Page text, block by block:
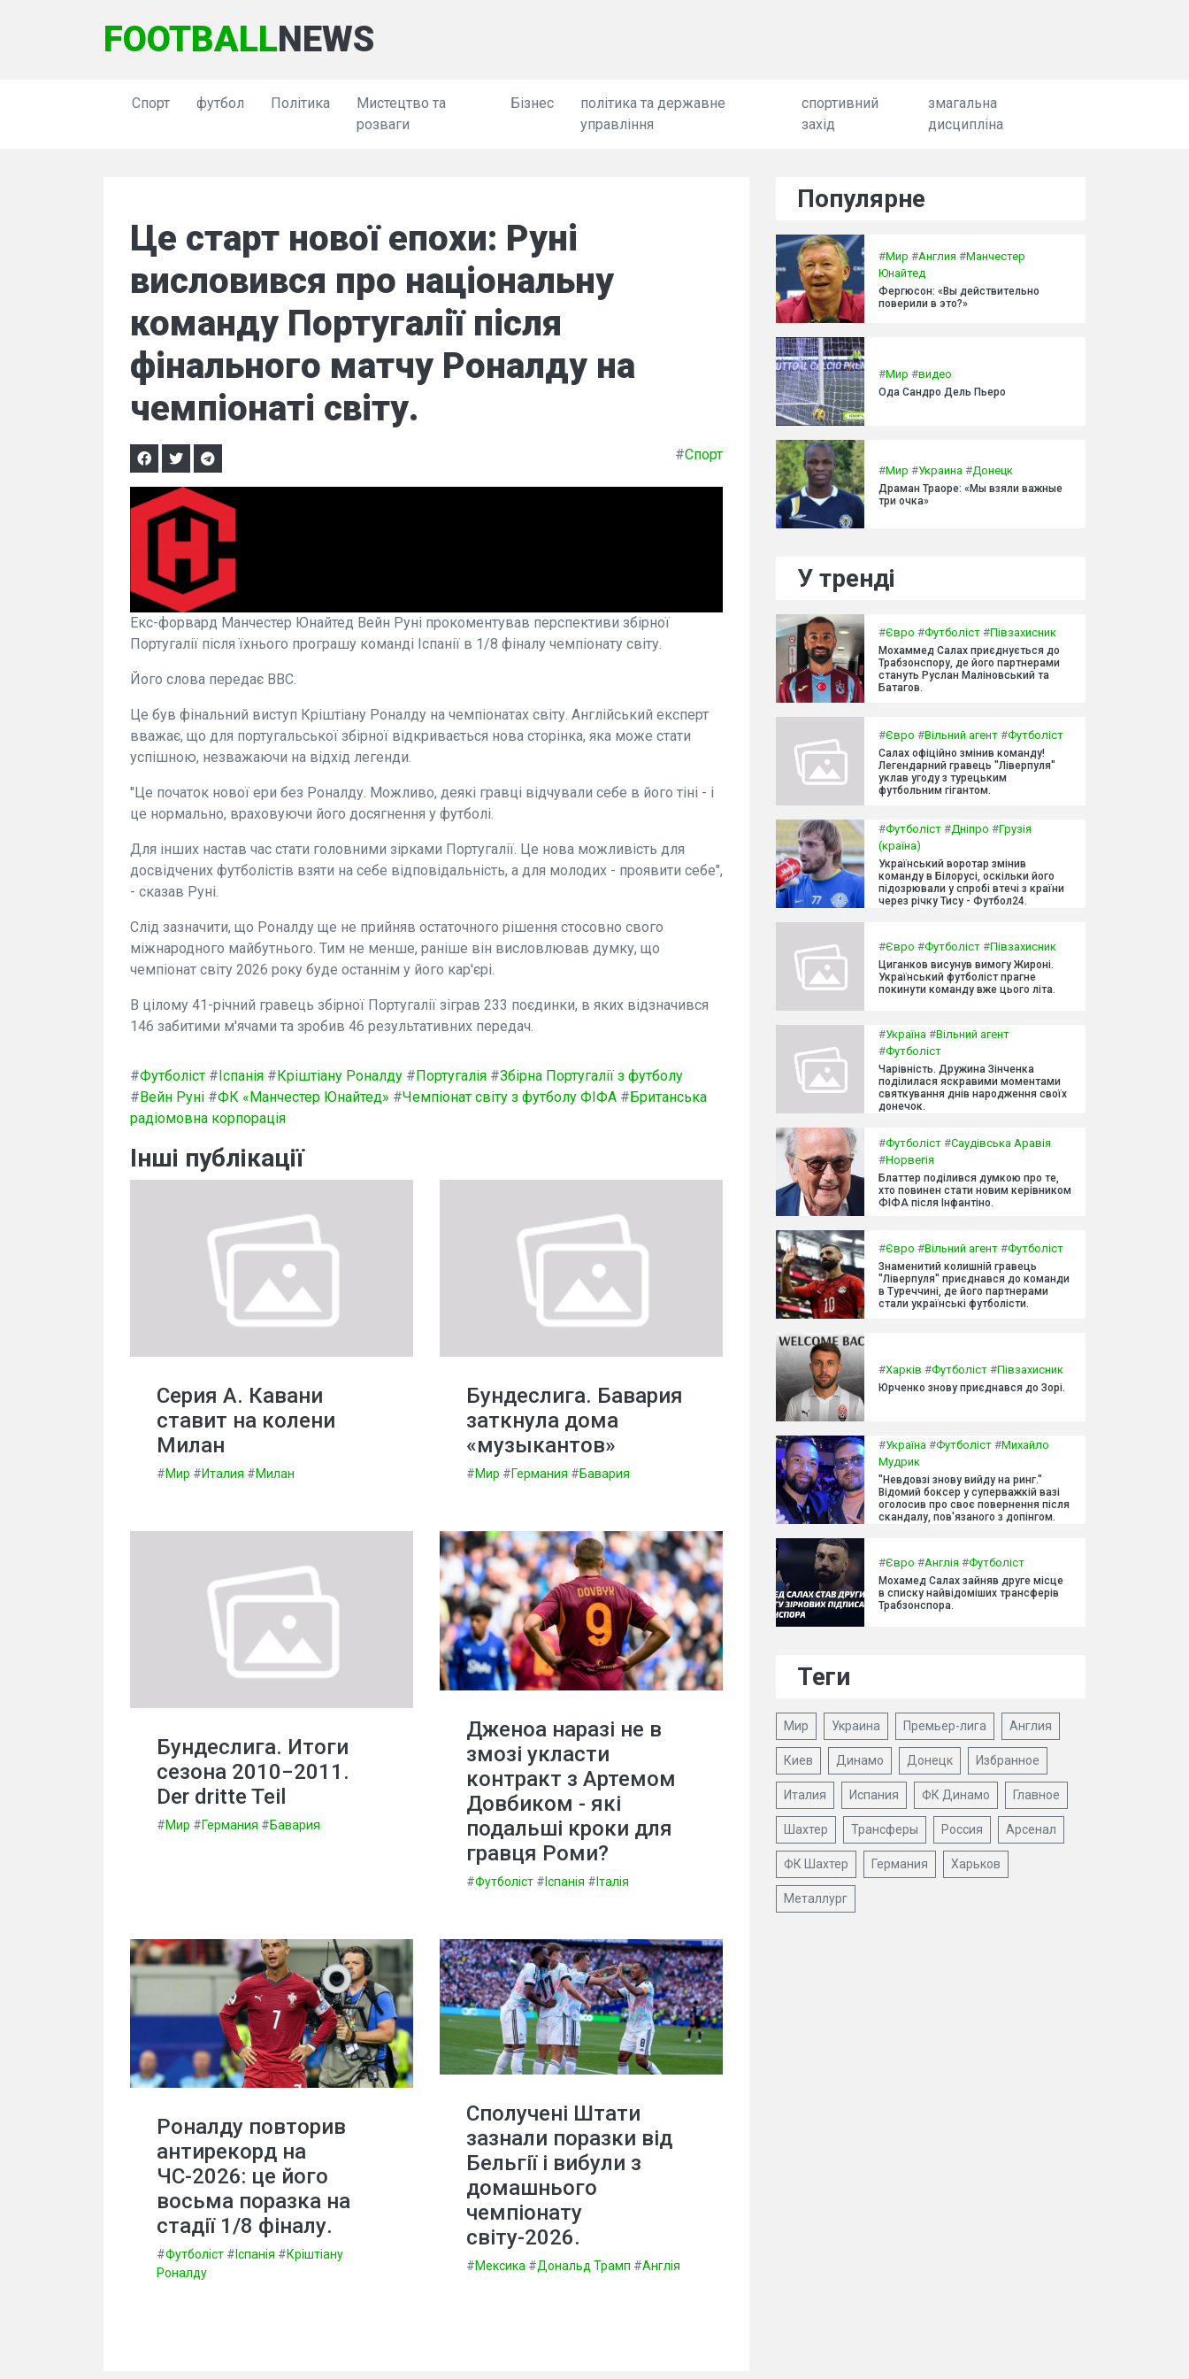
FOOTBALLNEWS
Спорт футбол Політика
Мистецтво та
розваги
Бізнес
політика та державне
управління
спортивний
захід
змагальна
дисципліна
Це старт нової епохи: Руні
висловився про національну
команду Португалії після
фінального матчу Роналду на
чемпіонаті світу.
#Спорт
Екс-форвард Манчестер Юнайтед Вейн Руні прокоментував перспективи збірної
Португалії після їхнього програшу команді Іспанії в 1/8 фіналу чемпіонату світу.
Його слова передає BBC.
Це був фінальний виступ Кріштіану Роналду на чемпіонатах світу. Англійський експерт
вважає, що для португальської збірної відкривається нова сторінка, яка може стати
успішною, незважаючи на відхід легенди.
"Це початок нової ери без Роналду. Можливо, деякі гравці відчували себе в його тіні - і
це нормально, враховуючи його досягнення у футболі.
Для інших настав час стати головними зірками Португалії. Це нова можливість для
досвідчених футболістів взяти на себе відповідальність, а для молодих - проявити себе",
- сказав Руні.
Слід зазначити, що Роналду ще не прийняв остаточного рішення стосовно свого
міжнародного майбутнього. Тим не менше, раніше він висловлював думку, що
чемпіонат світу 2026 року буде останнім у його кар'єрі.
В цілому 41-річний гравець збірної Португалії зіграв 233 поєдинки, в яких відзначився
146 забитими м'ячами та зробив 46 результативних передач.
#Футболіст # Іспанія # Кріштіану Роналду # Португалія #Збірна Португалії з футболу
# Вейн Руні #ФК «Манчестер Юнайтед» #Чемпіонат світу з футболу ФІФА # Британська
радіомовна корпорація
Інші публікації
Серия А. Кавани
ставит на колени
Милан
#Мир #Италия #Милан
Бундеслига. Бавария
заткнула дома
«музыкантов»
#Мир #Германия #Бавария
Бундеслига. Итоги
сезона 2010−2011.
Der dritte Teil
#Мир #Германия #Бавария
Дженоа наразі не в
змозі укласти
контракт з Артемом
Довбиком - які
подальші кроки для
гравця Роми?
#Футболіст # Іспанія # Італія
Роналду повторив
антирекорд на
ЧС-2026: це його
восьма поразка на
стадії 1/8 фіналу.
#Футболіст # Іспанія #Кріштіану
Роналду
Сполучені Штати
зазнали поразки від
Бельгії і вибули з
домашнього
чемпіонату
світу-2026.
#Мексика #Дональд Трамп #Англія
Популярне
#Мир #Англия #Манчестер
Юнайтед
Фергюсон: «Вы действительно
поверили в это?»
#Мир #видео
Ода Сандро Дель Пьеро
#Мир #Украина #Донецк
Драман Траоре: «Мы взяли важные
три очка»
У тренді
#Євро #Футболіст #Півзахисник
Мохаммед Салах приєднується до
Трабзонспору, де його партнерами
стануть Руслан Маліновський та
Батагов.
#Євро #Вільний агент #Футболіст
Салах офіційно змінив команду!
Легендарний гравець "Ліверпуля"
уклав угоду з турецьким
футбольним гігантом.
#Футболіст #Дніпро #Грузія
(країна)
Український воротар змінив
команду в Білорусі, оскільки його
підозрювали у спробі втечі з країни
через річку Тису - Футбол24.
#Євро #Футболіст #Півзахисник
Циганков висунув вимогу Жироні.
Український футболіст прагне
покинути команду вже цього літа.
#Україна #Вільний агент
#Футболіст
Чарівність. Дружина Зінченка
поділилася яскравими моментами
святкування днів народження своїх
донечок.
#Футболіст #Саудівська Аравія
#Норвегія
Блаттер поділився думкою про те,
хто повинен стати новим керівником
ФІФА після Інфантіно.
#Євро #Вільний агент #Футболіст
Знаменитий колишній гравець
"Ліверпуля" приєднався до команди
в Туреччині, де його партнерами
стали українські футболісти.
#Харків #Футболіст #Півзахисник
Юрченко знову приєднався до Зорі.
#Україна #Футболіст #Михайло
Мудрик
"Невдовзі знову вийду на ринг."
Відомий боксер у суперважкій вазі
оголосив про своє повернення після
скандалу, пов'язаного з допінгом.
#Євро #Англія #Футболіст
Мохамед Салах зайняв друге місце
в списку найвідоміших трансферів
Трабзонспора.
Теги
Мир Украина Премьер-лига Англия
Киев Динамо Донецк Избранное
Италия Испания ФК Динамо Главное
Шахтер Трансферы Россия Арсенал
ФК Шахтер Германия Харьков
Металлург